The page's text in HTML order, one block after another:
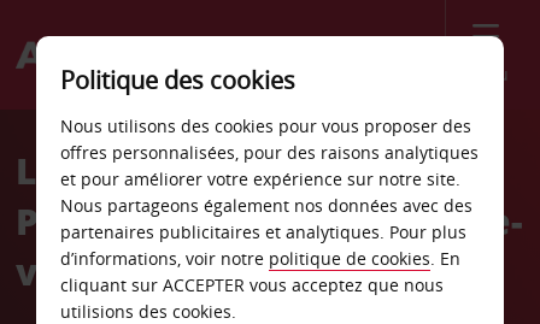
Menu
Welcome
AvisLocation de voiture
Petersburg Virginie centre-
ville Avis
Politique des cookies
Nous utilisons des cookies pour vous proposer des
offres personnalisées, pour des raisons analytiques
et pour améliorer votre expérience sur notre site.
Nous partageons également nos données avec des
partenaires publicitaires et analytiques. Pour plus
d’informations, voir notre politique de cookies. En
cliquant sur ACCEPTER vous acceptez que nous
utilisions des cookies.